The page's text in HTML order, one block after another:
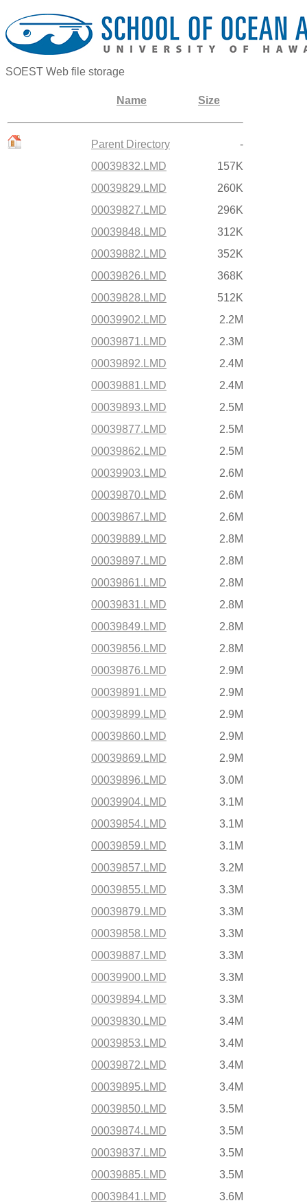
SOEST Web file storage
Name Size
Parent Directory
-
00039832.LMD
157K
00039829.LMD
260K
00039827.LMD
296K
00039848.LMD
312K
00039882.LMD
352K
00039826.LMD
368K
00039828.LMD
512K
00039902.LMD
2.2M
00039871.LMD
2.3M
00039892.LMD
2.4M
00039881.LMD
2.4M
00039893.LMD
2.5M
00039877.LMD
2.5M
00039862.LMD
2.5M
00039903.LMD
2.6M
00039870.LMD
2.6M
00039867.LMD
2.6M
00039889.LMD
2.8M
00039897.LMD
2.8M
00039861.LMD
2.8M
00039831.LMD
2.8M
00039849.LMD
2.8M
00039856.LMD
2.8M
00039876.LMD
2.9M
00039891.LMD
2.9M
00039899.LMD
2.9M
00039860.LMD
2.9M
00039869.LMD
2.9M
00039896.LMD
3.0M
00039904.LMD
3.1M
00039854.LMD
3.1M
00039859.LMD
3.1M
00039857.LMD
3.2M
00039855.LMD
3.3M
00039879.LMD
3.3M
00039858.LMD
3.3M
00039887.LMD
3.3M
00039900.LMD
3.3M
00039894.LMD
3.3M
00039830.LMD
3.4M
00039853.LMD
3.4M
00039872.LMD
3.4M
00039895.LMD
3.4M
00039850.LMD
3.5M
00039874.LMD
3.5M
00039837.LMD
3.5M
00039885.LMD
3.5M
00039841.LMD
3.6M